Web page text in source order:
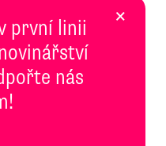
první linii
nás
×